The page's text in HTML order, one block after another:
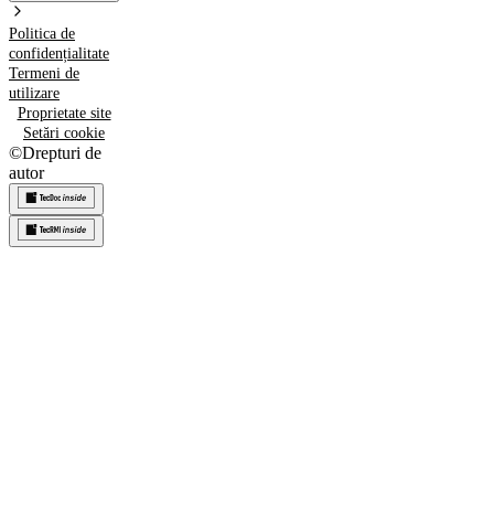
Politica de
confidențialitate
Termeni de
utilizare
Proprietate site
Setări cookie
©Drepturi de
autor